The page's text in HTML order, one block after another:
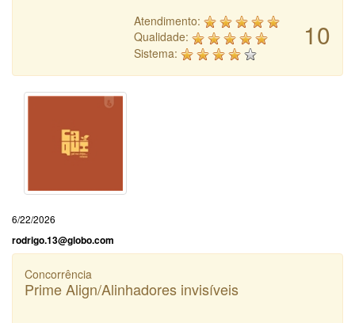
10
Atendimento:
Qualidade:
Sistema:
6/22/2026
rodrigo.13@globo.com
Concorrência
Prime Align/Alinhadores invisíveis